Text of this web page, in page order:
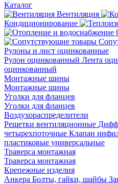
Каталог
Вентиляция
Кондиционирование
Рулоны и лист оцинкованные
Рулон оцинкованный Лента
оцинкованный
Монтажные шины
Монтажные шины
Уголки для фланцев
Уголки для фланцев
Воздухораспределители
Решетки вентиляционные
четырехпоточные Клапан
пластиковые универсальные
Траверса монтажная
Траверса монтажная
Крепежные изделия
Анкера Болты, гайки, шайбы